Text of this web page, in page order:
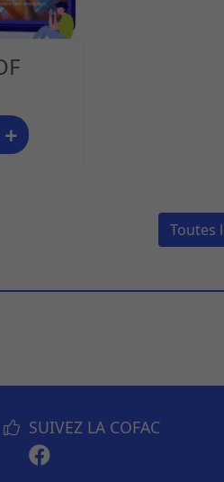
Toutes
SUIVEZ LA COFAC